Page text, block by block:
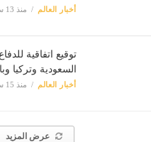
أخبار العالم منذ 13 ساعة
توقيع اتفاقية
السعودية وتركيا
أخبار العالم منذ 15 ساعة
عرض المزيد